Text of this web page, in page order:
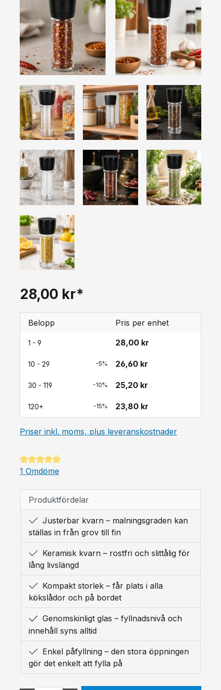
28,00 kr*
Belopp Pris per enhet
1 - 9 28,00 kr
10 - 29 -5% 26,60 kr
30 - 119 -10% 25,20 kr
120+ -15% 23,80 kr
Priser inkl. moms, plus leveranskostnader
Genomsnittligt betyg på 5 av 5 stjärnor
1 Omdöme
Produktfördelar
Justerbar kvarn – malningsgraden kan
ställas in från grov till fin
Keramisk kvarn – rostfri och slittålig för
lång livslängd
Kompakt storlek – får plats i alla
kökslådor och på bordet
Genomskinligt glas – fyllnadsnivå och
innehåll syns alltid
Enkel påfyllning – den stora öppningen
gör det enkelt att fylla på